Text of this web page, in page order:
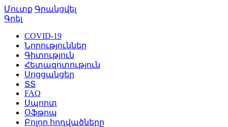
Մուտք Գրանցվել
Գրել
COVID-19
Նորություններ
Գիտություն
Հետազոտություն
Սոցցանցեր
ՏՏ
FAQ
Սպորտ
Օֆթոպ
Բոլոր հոդվածները